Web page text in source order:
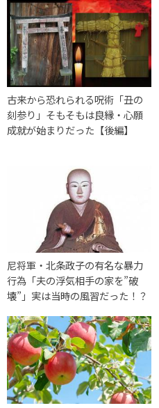
古来から恐れられる呪術「丑の
刻参り」そもそもは良縁・心願
成就が始まりだった【後編】
尼将軍・北条政子の有名な暴力
行為「夫の浮気相手の家を”破
壊”」実は当時の風習だった！？